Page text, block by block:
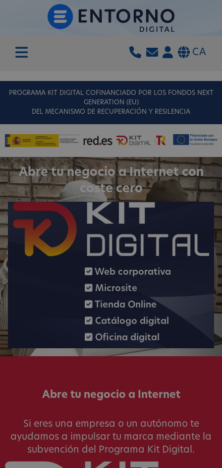
CA
PROGRAMA KIT DIGITAL COFINANCIADO POR LOS FONDOS NEXT
GENERATION (EU)
DEL MECANISMO DE RECUPERACIÓN Y RESILENCIA
Abre tu negocio a Internet con
coste cero
Web corporativa
Microsite
Tienda Online
Catálogo digital
Oficina digital
Abre tu negocio a Internet
Si eres una empresa o un autónomo te
ayudamos a impulsar tu marca mediante la
subvención del Programa Kit Digital.